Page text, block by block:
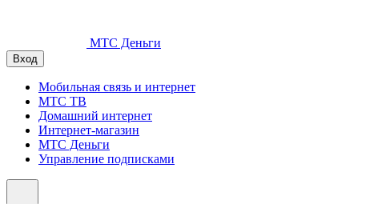
МТС Деньги
Вход
Мобильная связь и интернет
МТС ТВ
Домашний интернет
Интернет-магазин
МТС Деньги
Управление подписками